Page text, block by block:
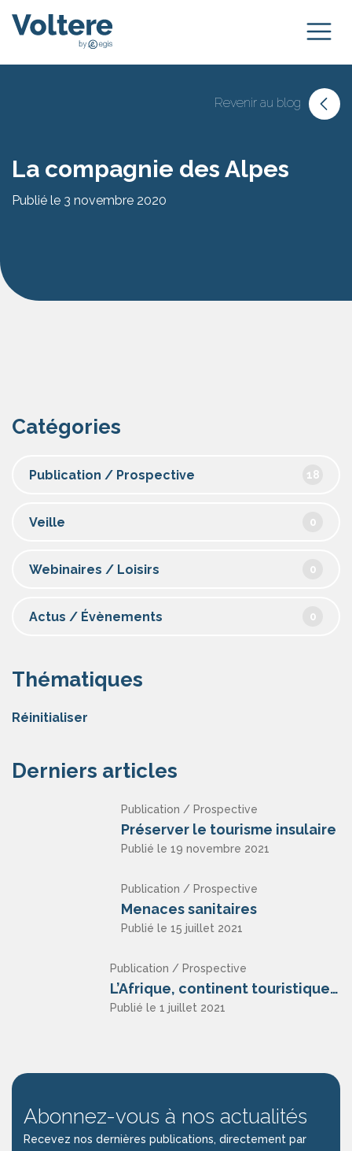
Revenir au blog
La compagnie des Alpes
Publié le 3 novembre 2020
Catégories
Publication / Prospective 18
Veille 0
Webinaires / Loisirs 0
Actus / Évènements 0
Thématiques
Réinitialiser
Derniers articles
Publication / Prospective
Préserver le tourisme insulaire
Publié le 19 novembre 2021
Publication / Prospective
Menaces sanitaires
Publié le 15 juillet 2021
Publication / Prospective
L’Afrique, continent touristique ?
Publié le 1 juillet 2021
Abonnez-vous à nos actualités
Recevez nos dernières publications, directement par